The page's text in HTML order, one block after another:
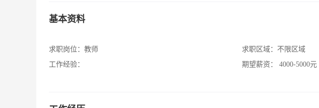
基本资料
求职岗位： 教师
工作经验：
求职区域： 不限区域
期望薪资：
4000-5000元